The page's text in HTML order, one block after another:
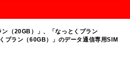
（20GB）」、「なっとくプラン
プラン（60GB）」のデータ通信専用SIM